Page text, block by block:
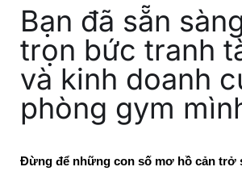
Bạn đã sẵn
trọn bức tranh
và kinh doanh
phòng gym
Đừng để những con số mơ hồ cản trở